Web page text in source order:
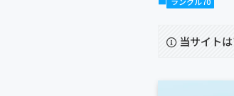
当サイト